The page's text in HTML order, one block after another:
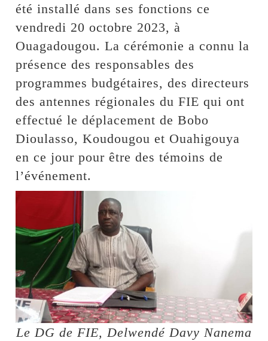
été installé dans ses fonctions ce
vendredi 20 octobre 2023, à
Ouagadougou. La cérémonie a connu la
présence des responsables des
programmes budgétaires, des directeurs
des antennes régionales du FIE qui ont
effectué le déplacement de Bobo
Dioulasso, Koudougou et Ouahigouya
en ce jour pour être des témoins de
l’événement.
Le DG de FIE, Delwendé Davy Nanema